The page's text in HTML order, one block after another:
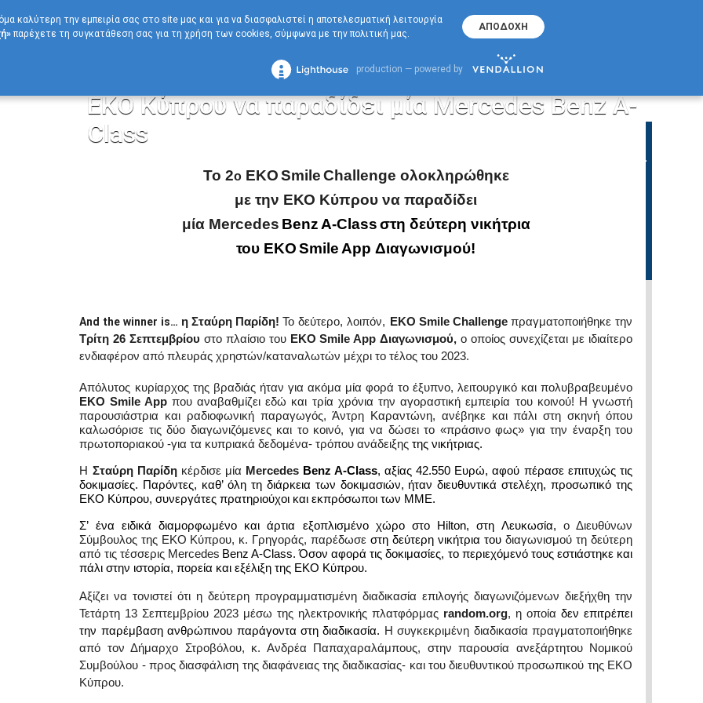
ΓΡΑΜΜΗ ΕΠΙΚΟΙΝΩΝΙΑΣ ΕΚΟ
Αρχική ΝΕΑ Δελτία Τύπου Το 2ο EKO Smile Challenge ολοκληρώθηκε με την ΕΚΟ Κύπρου να παραδίδει μία Mercedes Benz A-Class
Το 2ο EKO Smile Challenge ολοκληρώθηκε με την
ΕΚΟ Κύπρου να παραδίδει μία Mercedes Benz A-
Class
Το 2ο EKOSmileChallenge ολοκληρώθηκε
με την ΕΚΟ Κύπρου να παραδίδει
μία Mercedes Benz A-Classστη δεύτερη νικήτρια
του EKO Smile App Διαγωνισμού!
And the winner is… η Σταύρη Παρίδη! Το δεύτερο, λοιπόν, EKO Smile Challenge πραγματοποιήθηκε την
Τρίτη 26 Σεπτεμβρίου στο πλαίσιο του EKO Smile App Διαγωνισμού,ο οποίος συνεχίζεται με ιδιαίτερο
ενδιαφέρον από πλευράς χρηστών/καταναλωτών μέχρι το τέλος του 2023.
Απόλυτος κυρίαρχος της βραδιάς ήταν για ακόμα μία φορά το έξυπνο, λειτουργικό και πολυβραβευμένο
EKO Smile Appπου αναβαθμίζει εδώ και τρία χρόνια την αγοραστική εμπειρία του κοινού! Η γνωστή
παρουσιάστρια και ραδιοφωνική παραγωγός, Άντρη Καραντώνη, ανέβηκε και πάλι στη σκηνή όπου
καλωσόρισε τις δύο διαγωνιζόμενες και το κοινό, για να δώσει το «πράσινο φως» για την έναρξη του
πρωτοποριακού -για τα κυπριακά δεδομένα- τρόπου ανάδειξηςτης νικήτριας.
Η Σταύρη Παρίδη κέρδισε μία Mercedes Benz A-Class, αξίας 42.550 Ευρώ, αφού πέρασε επιτυχώς τις
δοκιμασίες. Παρόντες, καθ’ όλη τη διάρκεια των δοκιμασιών, ήταν διευθυντικά στελέχη, προσωπικό της
ΕΚΟ Κύπρου, συνεργάτες πρατηριούχοι και εκπρόσωποι των ΜΜΕ.
Σ’ ένα ειδικά διαμορφωμένο και άρτια εξοπλισμένο χώρο στο Hilton, στη Λευκωσία, ο Διευθύνων
Σύμβουλος της EKO Kύπρου, κ. Γρηγοράς, παρέδωσεστη δεύτερη νικήτρια τουδιαγωνισμού τη δεύτερη
από τις τέσσερις Mercedes Benz A-Class. Όσον αφορά τις δοκιμασίες, το περιεχόμενό τους εστιάστηκε και
πάλι στην ιστορία, πορεία και εξέλιξη της ΕΚΟ Κύπρου.
Αξίζει να τονιστεί ότι η δεύτερη προγραμματισμένη διαδικασία επιλογής διαγωνιζόμενων διεξήχθη την
Τετάρτη 13 Σεπτεμβρίου 2023 μέσω της ηλεκτρονικής πλατφόρμας random.org, η οποία δεν επιτρέπει
την παρέμβαση ανθρώπινου παράγοντα στη διαδικασία. Η συγκεκριμένη διαδικασία πραγματοποιήθηκε
από τον Δήμαρχο Στροβόλου, κ. Ανδρέα Παπαχαραλάμπους, στην παρουσία ανεξάρτητου Νομικού
Συμβούλου - προς διασφάλιση της διαφάνειας της διαδικασίας- και του διευθυντικού προσωπικού της ΕΚΟ
Κύπρου.
καλύτερη την εμπειρία σας στο site μας και για να διασφαλιστεί η αποτελεσματική λειτουργία
παρέχετε τη συγκατάθεση σας για τη χρήση των cookies, σύμφωνα με την πολιτική μας.
ΑΠΟΔΟΧΗ
production — powered by